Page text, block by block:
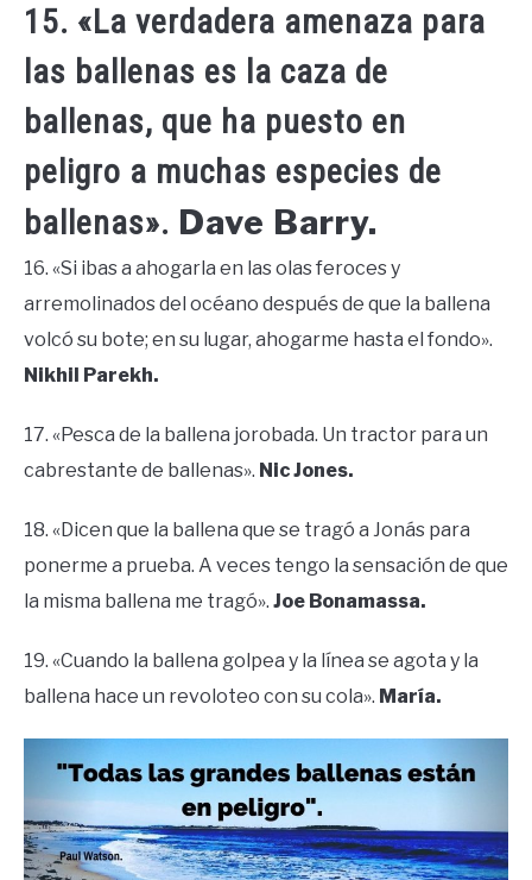
15. «La verdadera amenaza para
las ballenas es la caza de
ballenas, que ha puesto en
peligro a muchas especies de
ballenas». Dave Barry.
16. «Si ibas a ahogarla en las olas feroces y
arremolinados del océano después de que la ballena
volcó su bote; en su lugar, ahogarme hasta el fondo».
Nikhil Parekh.
17. «Pesca de la ballena jorobada. Un tractor para un
cabrestante de ballenas». Nic Jones.
18. «Dicen que la ballena que se tragó a Jonás para
ponerme a prueba. A veces tengo la sensación de que
la misma ballena me tragó». Joe Bonamassa.
19. «Cuando la ballena golpea y la línea se agota y la
ballena hace un revoloteo con su cola». María.